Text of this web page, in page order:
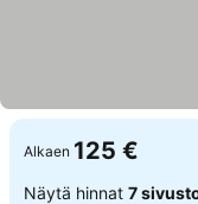
Alkaen 125 €
Näytä hinnat 7